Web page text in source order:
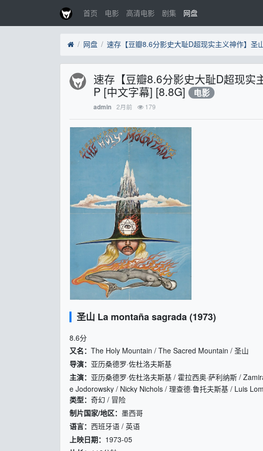
首页 电影 高清电影 剧集 网盘
网盘
速存【豆瓣8.6分影史大耻D超现实
P [中文字幕] [8.8G] 电影
admin 2月前 179
圣山 La montaña sagrada (1973)
8.6分
又名： The Holy Mountain / The Sacred Mountain / 圣山
导演： 亚历桑德罗·佐杜洛夫斯基
主演： 亚历桑德罗·佐杜洛夫斯基 / 霍拉西奥·萨利纳斯 /
e Jodorowsky / Nicky Nichols / 理查德·鲁托夫斯基 / Luis
La Mora / David Kapralik / Jacqueline Voltaire / José
Marcela López Rey / David Silva
类型： 奇幻 / 冒险
制片国家/地区： 墨西哥
语言： 西班牙语 / 英语
上映日期： 1973-05